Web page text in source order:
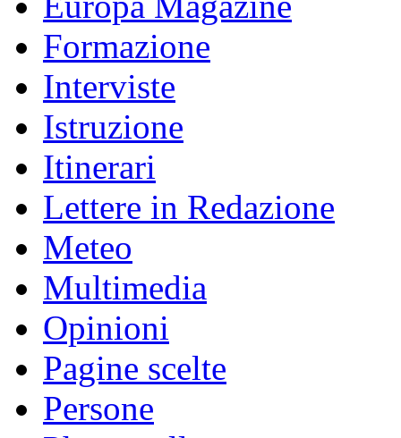
Formazione
Interviste
Istruzione
Itinerari
Lettere in Redazione
Meteo
Multimedia
Opinioni
Pagine scelte
Persone